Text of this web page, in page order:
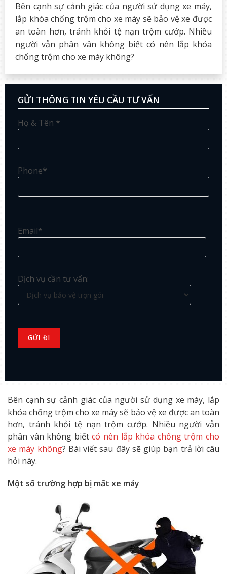
Bên cạnh sự cảnh giác của người sử dụng xe máy,
lắp khóa chống trộm cho xe máy sẽ bảo vệ xe được
an toàn hơn, tránh khỏi tệ nạn trộm cướp. Nhiều
người vẫn phân vân không biết có nên lắp khóa
chống trộm cho xe máy không?
GỬI THÔNG TIN YÊU CẦU TƯ VẤN
Họ & Tên *
Phone*
Email*
Dịch vụ cần tư vấn:
Bên cạnh sự cảnh giác của người sử dụng xe máy, lắp
khóa chống trộm cho xe máy sẽ bảo vệ xe được an toàn
hơn, tránh khỏi tệ nạn trộm cướp. Nhiều người vẫn
phân vân không biếtcó nên lắp khóa chống trộm cho
xe máy không? Bài viết sau đây sẽ giúp bạn trả lời câu
hỏi này.
Một số trường hợp bị mất xe máy